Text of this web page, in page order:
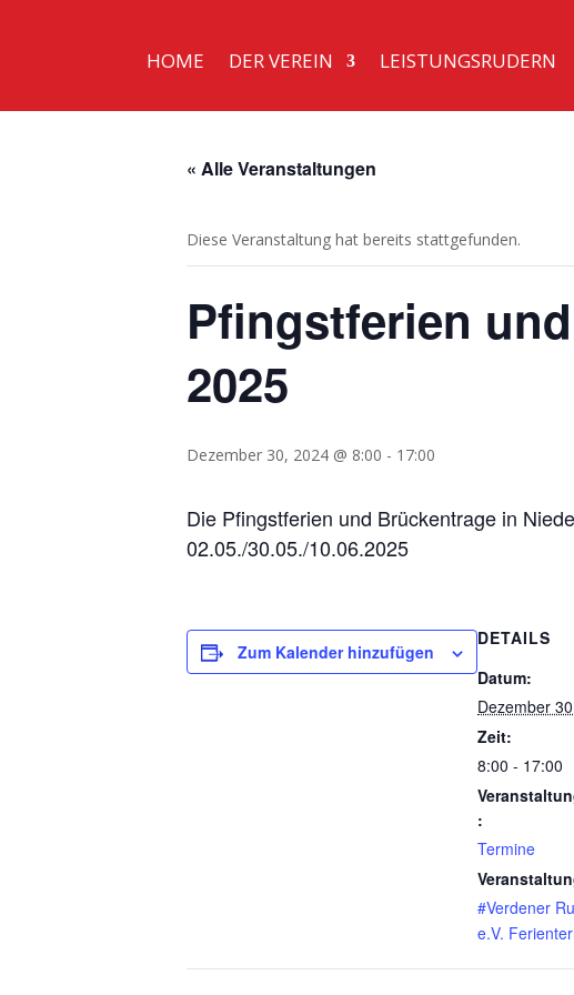
HOME DER VEREIN LEISTUNGSRUDERN
« Alle Veranstaltungen
Diese Veranstaltung hat bereits stattgefunden.
Pfingstferien
2025
Dezember 30, 2024 @ 8:00 - 17:00
Die Pfingstferien und Brückentrage in
02.05./30.05./10.06.2025
Zum Kalender hinzufügen
DETAILS
Datum:
Dezember
Zeit:
8:00 - 17:00
:
Termine
#Verdener
e.V.